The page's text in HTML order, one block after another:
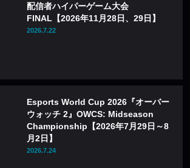
配信者ハイパーゲーム大会
FINAL【2026年11月28日、29日】
2026.7.22
Esports World Cup 2026『オーバー
ウォッチ 2』OWCS: Midseason
Championship【2026年7月29日～8
月2日】
2026.7.24